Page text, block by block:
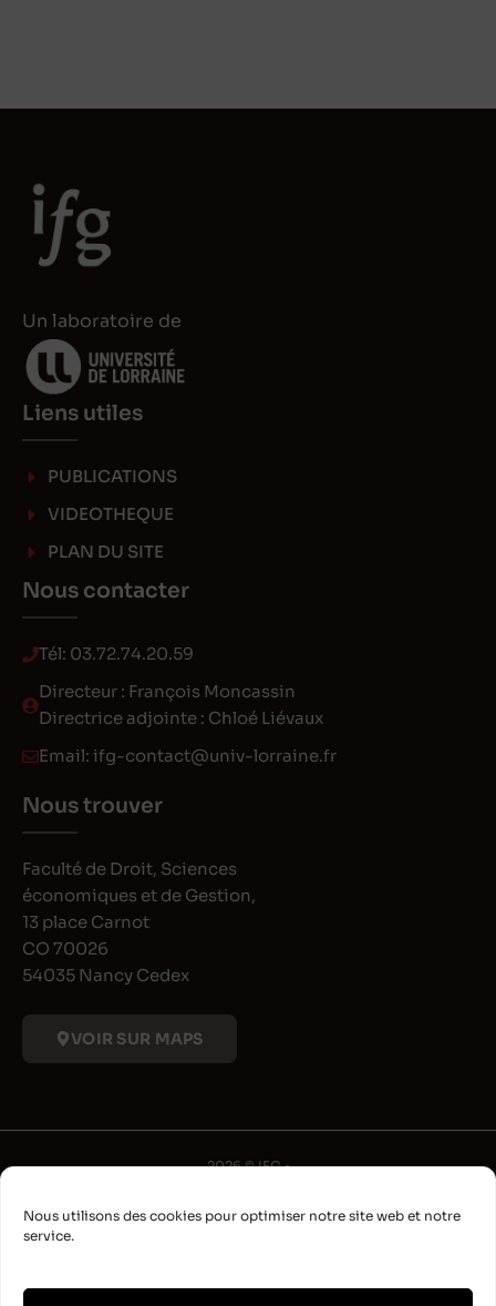
Nous utilisons des cookies pour optimiser notre site web et notre
service.
Un laboratoire de
Liens utiles
PUBLICATIONS
VIDEOTHEQUE
PLAN DU SITE
Nous contacter
Tél: 03.72.74.20.59
Directeur : François Moncassin
Directrice adjointe : Chloé Liévaux
Email: ifg-contact@univ-lorraine.fr
Nous trouver
Faculté de Droit, Sciences
économiques et de Gestion,
13 place Carnot
CO 70026
54035 Nancy Cedex
VOIR SUR MAPS
2026 © IFG •
•